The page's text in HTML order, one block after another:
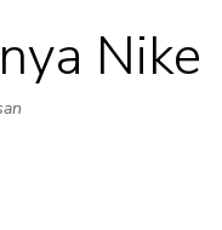
Skip
Nike